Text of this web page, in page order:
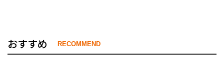
おすすめ RECOMMEND